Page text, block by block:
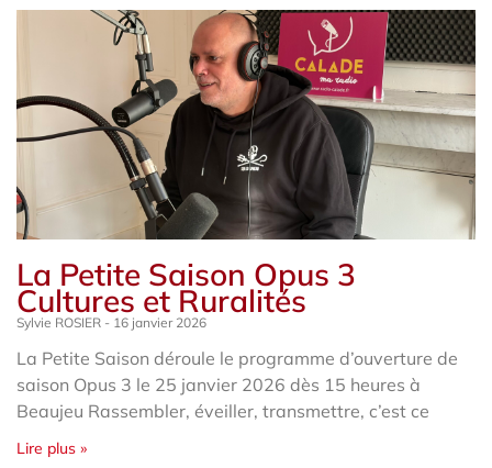
La Petite Saison Opus 3
Cultures et Ruralités
Sylvie ROSIER 16 janvier 2026
La Petite Saison déroule le programme d’ouverture de
saison Opus 3 le 25 janvier 2026 dès 15 heures à
Beaujeu Rassembler, éveiller, transmettre, c’est ce
Lire plus »